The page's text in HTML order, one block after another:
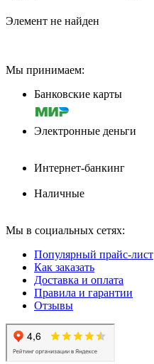
Элемент не найден
Мы принимаем:
Банковские карты
Электронные деньги
Интернет-банкинг
Наличные
Мы в социальных сетях:
Популярный прайс-лист
Как заказать
Доставка и оплата
Правила и гарантии
Отзывы